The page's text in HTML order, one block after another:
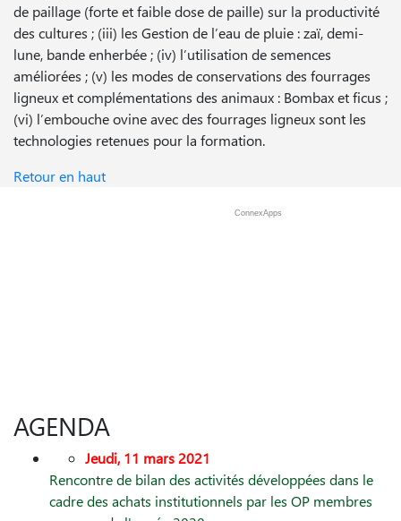
de paillage (forte et faible dose de paille) sur la productivité
des cultures ; (iii) les Gestion de l’eau de pluie : zaï, demi-
lune, bande enherbée ; (iv) l’utilisation de semences
améliorées ; (v) les modes de conservations des fourrages
ligneux et complémentations des animaux : Bombax et ficus ;
(vi) l’embouche ovine avec des fourrages ligneux sont les
technologies retenues pour la formation.
Retour en haut
ConnexApps
AGENDA
Jeudi, 11 mars 2021
Rencontre de bilan des activités développées dans le
cadre des achats institutionnels par les OP membres